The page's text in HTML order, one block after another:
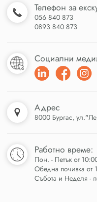
Телефон за
056 840 873
0893 840 873
Социални
Адрес
8000 Бургас,
Работно време:
Пон. - Петък от
Обедна почивка от
Събота и Неделя -